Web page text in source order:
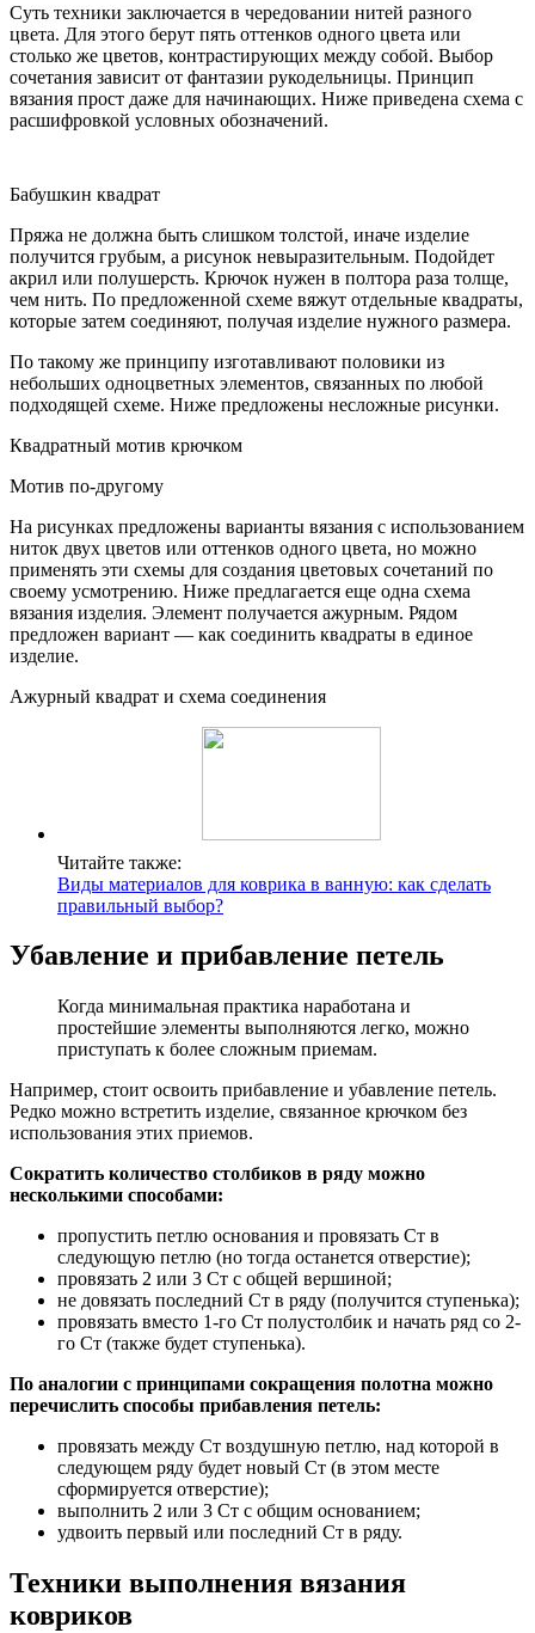
Суть техники заключается в чередовании нитей разного
цвета. Для этого берут пять оттенков одного цвета или
столько же цветов, контрастирующих между собой. Выбор
сочетания зависит от фантазии рукодельницы. Принцип
вязания прост даже для начинающих. Ниже приведена схема с
расшифровкой условных обозначений.
Бабушкин квадрат
Пряжа не должна быть слишком толстой, иначе изделие
получится грубым, а рисунок невыразительным. Подойдет
акрил или полушерсть. Крючок нужен в полтора раза толще,
чем нить. По предложенной схеме вяжут отдельные квадраты,
которые затем соединяют, получая изделие нужного размера.
По такому же принципу изготавливают половики из
небольших одноцветных элементов, связанных по любой
подходящей схеме. Ниже предложены несложные рисунки.
Квадратный мотив крючком
Мотив по-другому
На рисунках предложены варианты вязания с использованием
ниток двух цветов или оттенков одного цвета, но можно
применять эти схемы для создания цветовых сочетаний по
своему усмотрению. Ниже предлагается еще одна схема
вязания изделия. Элемент получается ажурным. Рядом
предложен вариант — как соединить квадраты в единое
изделие.
Ажурный квадрат и схема соединения
Читайте также:
Виды материалов для коврика в ванную: как сделать
правильный выбор?
Убавление и прибавление петель
Когда минимальная практика наработана и
простейшие элементы выполняются легко, можно
приступать к более сложным приемам.
Например, стоит освоить прибавление и убавление петель.
Редко можно встретить изделие, связанное крючком без
использования этих приемов.
Сократить количество столбиков в ряду можно
несколькими способами:
пропустить петлю основания и провязать Ст в
следующую петлю (но тогда останется отверстие);
провязать 2 или 3 Ст с общей вершиной;
не довязать последний Ст в ряду (получится ступенька);
провязать вместо 1-го Ст полустолбик и начать ряд со 2-
го Ст (также будет ступенька).
По аналогии с принципами сокращения полотна можно
перечислить способы прибавления петель:
провязать между Ст воздушную петлю, над которой в
следующем ряду будет новый Ст (в этом месте
сформируется отверстие);
выполнить 2 или 3 Ст с общим основанием;
удвоить первый или последний Ст в ряду.
Техники выполнения вязания
ковриков